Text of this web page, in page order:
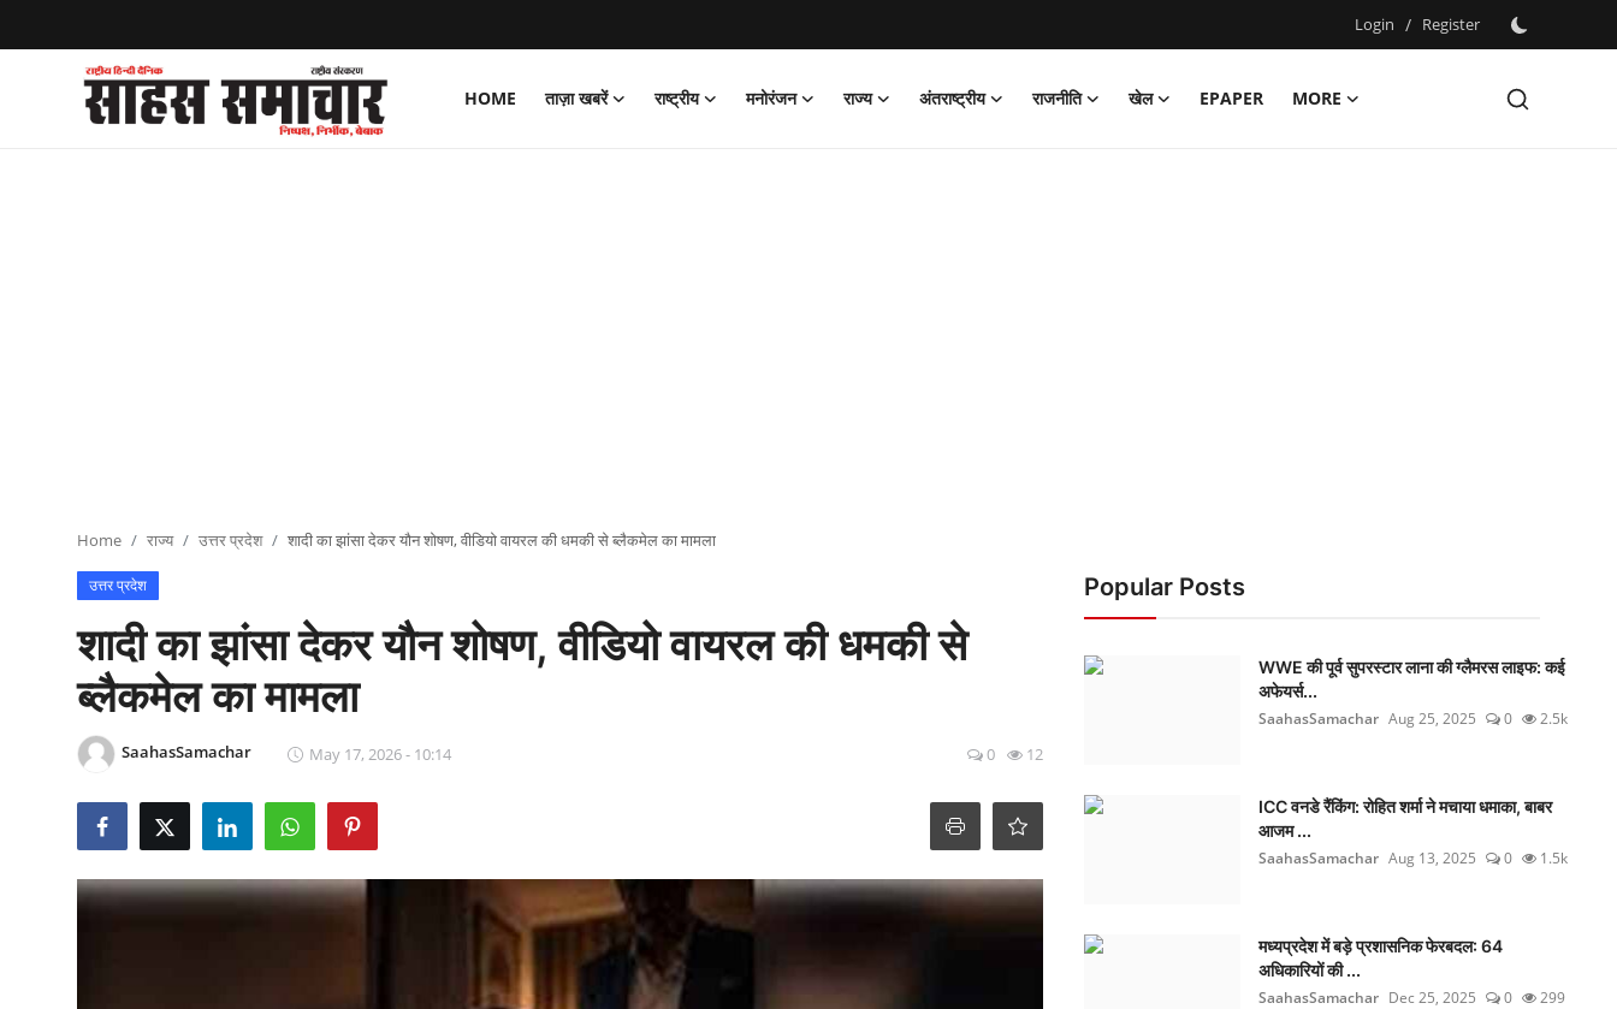
Login / Register
HOME ताज़ा खबरें राष्ट्रीय मनोरंजन राज्य अंतराष्ट्रीय राजनीति खेल EPAPER
MORE
Register
Home राज्य उत्तर प्रदेश शादी का झांसा देकर यौन शोषण, वीडियो वायरल की धमकी से ब्लैकमेल का मामला
उत्तर प्रदेश
शादी का झांसा देकर यौन शोषण, वीडियो वायरल की धमकी से
ब्लैकमेल का मामला
SaahasSamachar May 17, 2026 - 10:14 0 12
Popular Posts
WWE की पूर्व सुपरस्टार लाना की ग्लैमरस लाइफ: कई
अफेयर्स...
SaahasSamachar Aug 25, 2025 0 2.5k
ICC वनडे रैंकिंग: रोहित शर्मा ने मचाया धमाका, बाबर
आजम ...
SaahasSamachar Aug 13, 2025 0 1.5k
मध्यप्रदेश में बड़े प्रशासनिक फेरबदल: 64
अधिकारियों की ...
SaahasSamachar Dec 25, 2025 0 299